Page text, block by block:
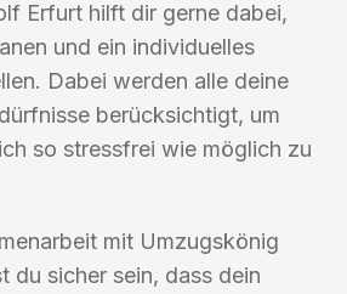
Erfurt hilft dir gerne dabei,
und ein individuelles
Dabei werden alle deine
berücksichtigt, um
so stressfrei wie möglich zu
mit Umzugskönig
du sicher sein, dass dein